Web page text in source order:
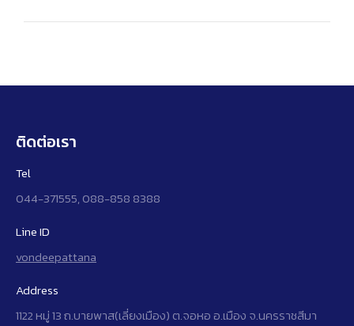
ติดต่อเรา
Tel
044-371555, 088-858 8388
Line ID
vondeepattana
Address
1122 หมู่ 13 ถ.บายพาส(เลี่ยงเมือง) ต.จอหอ อ.เมือง จ.นครราชสีมา